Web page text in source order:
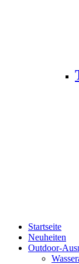
Startseite
Neuheiten
Outdoor-